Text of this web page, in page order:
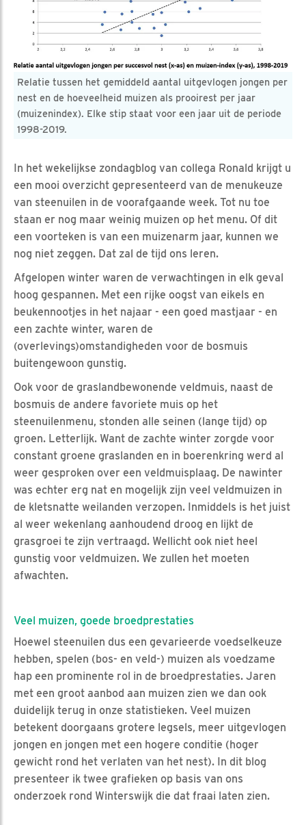
Relatie tussen het gemiddeld aantal uitgevlogen jongen per
nest en de hoeveelheid muizen als prooirest per jaar
(muizenindex). Elke stip staat voor een jaar uit de periode
1998-2019.
In het wekelijkse zondagblog van collega Ronald krijgt u
een mooi overzicht gepresenteerd van de menukeuze
van steenuilen in de voorafgaande week. Tot nu toe
staan er nog maar weinig muizen op het menu. Of dit
een voorteken is van een muizenarm jaar, kunnen we
nog niet zeggen. Dat zal de tijd ons leren.
Afgelopen winter waren de verwachtingen in elk geval
hoog gespannen. Met een rijke oogst van eikels en
beukennootjes in het najaar - een goed mastjaar - en
een zachte winter, waren de
(overlevings)omstandigheden voor de bosmuis
buitengewoon gunstig.
Ook voor de graslandbewonende veldmuis, naast de
bosmuis de andere favoriete muis op het
steenuilenmenu, stonden alle seinen (lange tijd) op
groen. Letterlijk. Want de zachte winter zorgde voor
constant groene graslanden en in boerenkring werd al
weer gesproken over een veldmuisplaag. De nawinter
was echter erg nat en mogelijk zijn veel veldmuizen in
de kletsnatte weilanden verzopen. Inmiddels is het juist
al weer wekenlang aanhoudend droog en lijkt de
grasgroei te zijn vertraagd. Wellicht ook niet heel
gunstig voor veldmuizen. We zullen het moeten
afwachten.
Veel muizen, goede broedprestaties
Hoewel steenuilen dus een gevarieerde voedselkeuze
hebben, spelen (bos- en veld-) muizen als voedzame
hap een prominente rol in de broedprestaties. Jaren
met een groot aanbod aan muizen zien we dan ook
duidelijk terug in onze statistieken. Veel muizen
betekent doorgaans grotere legsels, meer uitgevlogen
jongen en jongen met een hogere conditie (hoger
gewicht rond het verlaten van het nest). In dit blog
presenteer ik twee grafieken op basis van ons
onderzoek rond Winterswijk die dat fraai laten zien.